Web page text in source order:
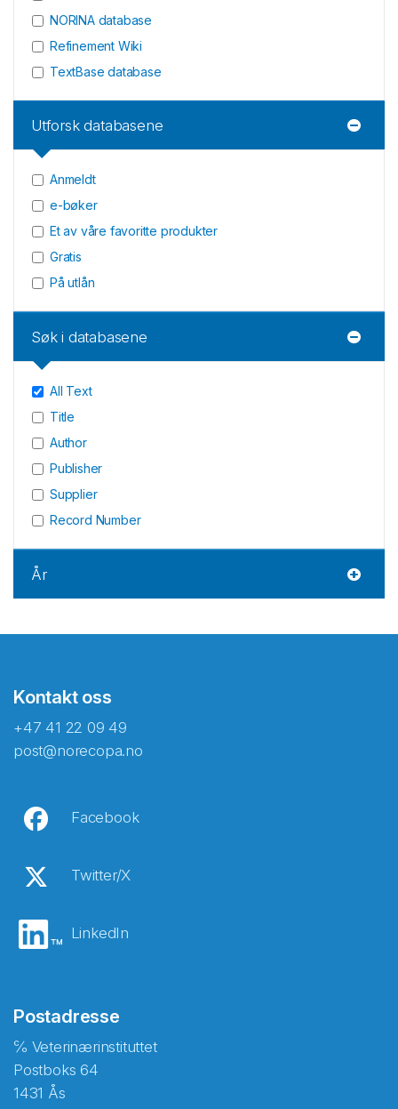
NORINA database
Refinement Wiki
TextBase database
Utforsk databasene
Anmeldt
e-bøker
Et av våre favoritte produkter
Gratis
På utlån
Søk i databasene
All Text
Title
Author
Publisher
Supplier
Record Number
År
Kontakt oss
+47 41 22 09 49
post@norecopa.no
Facebook
Twitter/X
LinkedIn
Postadresse
℅ Veterinærinstituttet
Postboks 64
1431 Ås